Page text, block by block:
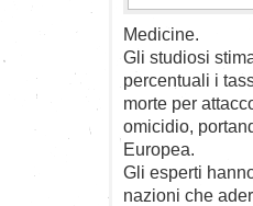
Medicine.
Gli studiosi
percentuali i
morte per
omicidio,
Europea.
Gli esperti
nazioni che